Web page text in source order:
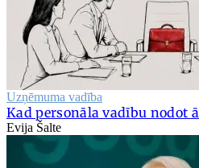
Uzņēmuma vadība
Kad personāla vadību nodot
Evija Šalte